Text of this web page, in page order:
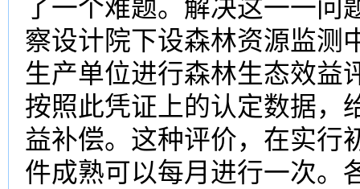
了一个难题。解决这一一问
察设计院下设森林资源监测
生产单位进行森林生态效益
按照此凭证上的认定数据，
益补偿。这种评价，在实行
件成熟可以每月进行一次。